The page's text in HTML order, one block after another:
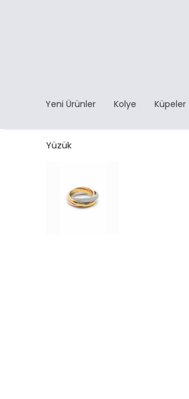
Yeni Ürünler Kolye Küpeler
Yüzük